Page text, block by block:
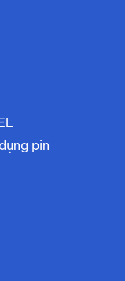
pin